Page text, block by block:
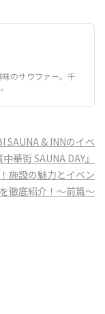
のサウファー。千
SAUNA & INNのイベ
華街 SAUNA DAY』
施設の魅力とイベン
徹底紹介！〜前篇〜